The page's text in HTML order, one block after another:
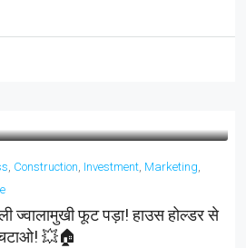
, Construction, Investment, Marketing,
ज्वालामुखी फूट पड़ा! हाउस होल्डर से
💥🏠